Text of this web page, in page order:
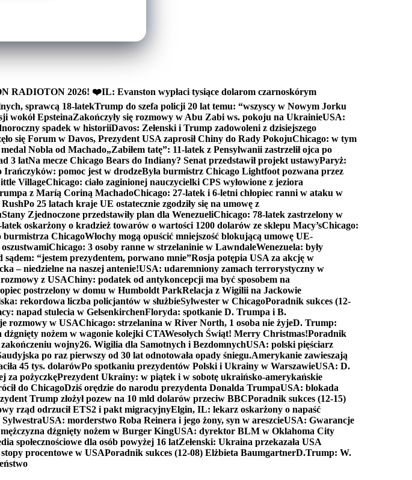
RADIOTON 2026! ❤️IL: Evanston wypłaci tysiące dolarom czarnoskórym
sprawcą 18-latekTrump do szefa policji 20 lat temu: “wszyscy w Nowym Jorku
wokół EpsteinaZakończyły się rozmowy w Abu Zabi ws. pokoju na UkrainieUSA:
spadek w historiiDavos: Zełenski i Trump zadowoleni z dzisiejszego
się Forum w Davos, Prezydent USA zaprosił Chiny do Rady PokojuChicago: w tym
Nobla od Machado„Zabiłem tatę”: 11-latek z Pensylwanii zastrzelił ojca po
3 latNa mecze Chicago Bears do Indiany? Senat przedstawił projekt ustawyParyż:
pomoc jest w drodzeByła burmistrz Chicago Lightfoot pozwana przez
VillageChicago: ciało zaginionej nauczycielki CPS wyłowione z jeziora
z Maríą Coriną MachadoChicago: 27-latek i 6-letni chłopiec ranni w ataku w
Po 25 latach kraje UE ostatecznie zgodziły się na umowę z
Stany Zjednoczone przedstawiły plan dla WenezueliChicago: 78-latek zastrzelony w
oskarżony o kradzież towarów o wartości 1200 dolarów ze sklepu Macy’sChicago:
burmistrza ChicagoWłochy mogą opuścić mniejszość blokującą umowę UE-
Chicago: 3 osoby ranne w strzelaninie w LawndaleWenezuela: były
“jestem prezydentem, porwano mnie”Rosja potępia USA za akcję w
– niedzielne na naszej antenie!USA: udaremniony zamach terrorystyczny w
z USAChiny: podatek od antykoncepcji ma być sposobem na
postrzelony w domu w Humboldt ParkRelacja z Wigilii na Jackowie
rekordowa liczba policjantów w służbieSylwester w ChicagoPoradnik sukces (12-
napad stulecia w GelsenkirchenFloryda: spotkanie D. Trumpa i B.
rozmowy w USAChicago: strzelanina w River North, 1 osoba nie żyjeD. Trump:
dźgnięty nożem w wagonie kolejki CTAWesołych Świąt! Merry Christmas!Poradnik
wojny26. Wigilia dla Samotnych i BezdomnychUSA: polski pięściarz
po raz pierwszy od 30 lat odnotowała opady śniegu.Amerykanie zawieszają
45 tys. dolarówPo spotkaniu prezydentów Polski i Ukrainy w WarszawieUSA: D.
za pożyczkęPrezydent Ukrainy: w piątek i w sobotę ukraińsko-amerykańskie
do ChicagoDziś orędzie do narodu prezydenta Donalda TrumpaUSA: blokada
Trump złożył pozew na 10 mld dolarów przeciw BBCPoradnik sukces (12-15)
rząd odrzucił ETS2 i pakt migracyjnyElgin, IL: lekarz oskarżony o napaść
USA: morderstwo Roba Reinera i jego żony, syn w areszcieUSA: Gwarancje
dźgnięty nożem w Burger KingUSA: dyrektor BLM w Oklahoma City
społecznościowe dla osób powyżej 16 latZełenski: Ukraina przekazała USA
procentowe w USAPoradnik sukces (12-08) Elżbieta BaumgartnerD.Trump: W.